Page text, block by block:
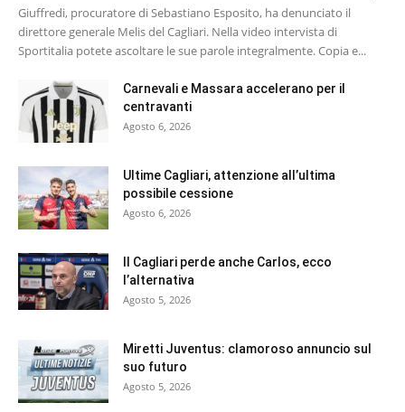
Giuffredi, procuratore di Sebastiano Esposito, ha denunciato il
direttore generale Melis del Cagliari. Nella video intervista di
Sportitalia potete ascoltare le sue parole integralmente. Copia e...
Carnevali e Massara accelerano per il
centravanti
Agosto 6, 2026
Ultime Cagliari, attenzione all’ultima
possibile cessione
Agosto 6, 2026
Il Cagliari perde anche Carlos, ecco
l’alternativa
Agosto 5, 2026
Miretti Juventus: clamoroso annuncio sul
suo futuro
Agosto 5, 2026